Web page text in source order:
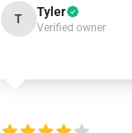
T Tyler
Verified owner